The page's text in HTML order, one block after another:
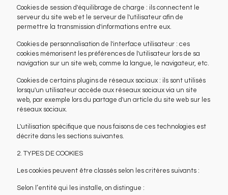
Cookies de session d'équilibrage de charge : ils connectent le
serveur du site web et le serveur de l'utilisateur afin de
permettre la transmission d'informations entre eux.
Cookies de personnalisation de l'interface utilisateur : ces
cookies mémorisent les préférences de l'utilisateur lors de sa
navigation sur un site web, comme la langue, le navigateur, etc.
Cookies de certains plugins de réseaux sociaux : ils sont utilisés
lorsqu'un utilisateur accède aux réseaux sociaux via un site
web, par exemple lors du partage d'un article du site web sur les
réseaux sociaux.
L'utilisation spécifique que nous faisons de ces technologies est
décrite dans les sections suivantes.
2. TYPES DE COOKIES
Les cookies peuvent être classés selon les critères suivants :
Selon l’entité qui les installe, on distingue :